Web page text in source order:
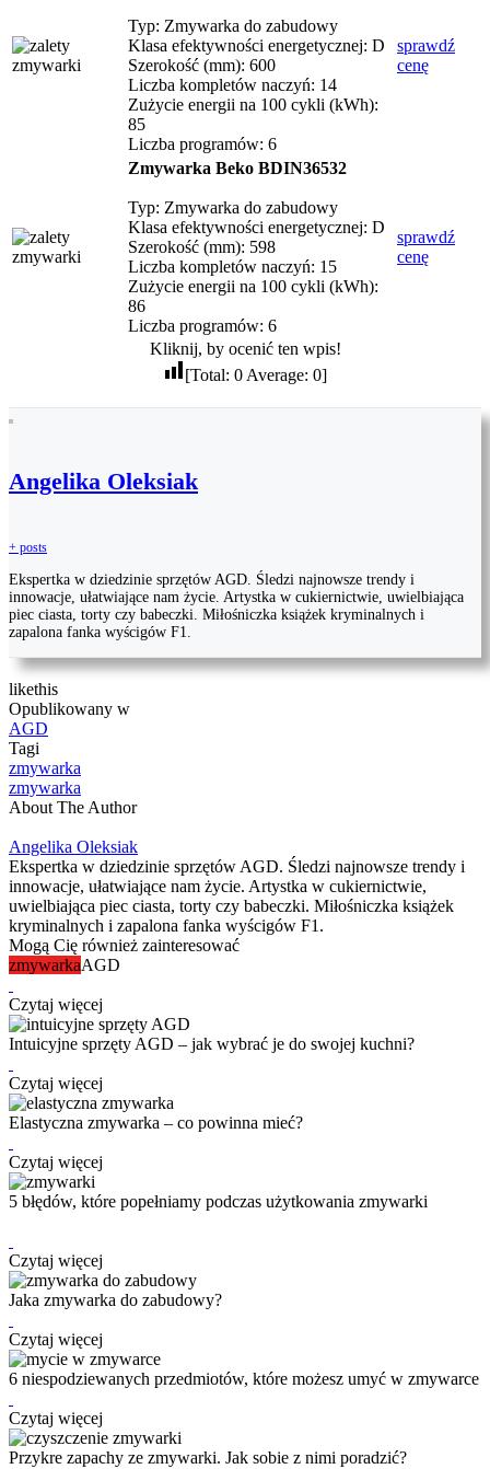
Typ: Zmywarka do zabudowy
Klasa efektywności energetycznej: D
Szerokość (mm): 600
Liczba kompletów naczyń: 14
Zużycie energii na 100 cykli (kWh):
85
Liczba programów: 6
sprawdź
cenę
Zmywarka Beko BDIN36532
Typ: Zmywarka do zabudowy
Klasa efektywności energetycznej: D
Szerokość (mm): 598
Liczba kompletów naczyń: 15
Zużycie energii na 100 cykli (kWh):
86
Liczba programów: 6
sprawdź
cenę
Kliknij, by ocenić ten wpis!
[Total: 0 Average: 0]
Angelika Oleksiak
+ posts
Ekspertka w dziedzinie sprzętów AGD. Śledzi najnowsze trendy i
innowacje, ułatwiające nam życie. Artystka w cukiernictwie, uwielbiająca
piec ciasta, torty czy babeczki. Miłośniczka książek kryminalnych i
zapalona fanka wyścigów F1.
likethis
Opublikowany w
AGD
Tagi
zmywarka
zmywarka
About The Author
Angelika Oleksiak
Ekspertka w dziedzinie sprzętów AGD. Śledzi najnowsze trendy i
innowacje, ułatwiające nam życie. Artystka w cukiernictwie,
uwielbiająca piec ciasta, torty czy babeczki. Miłośniczka książek
kryminalnych i zapalona fanka wyścigów F1.
Mogą Cię również zainteresować
zmywarkaAGD
Czytaj więcej
Intuicyjne sprzęty AGD – jak wybrać je do swojej kuchni?
Czytaj więcej
Elastyczna zmywarka – co powinna mieć?
Czytaj więcej
5 błędów, które popełniamy podczas użytkowania zmywarki
Czytaj więcej
Jaka zmywarka do zabudowy?
Czytaj więcej
6 niespodziewanych przedmiotów, które możesz umyć w zmywarce
Czytaj więcej
Przykre zapachy ze zmywarki. Jak sobie z nimi poradzić?